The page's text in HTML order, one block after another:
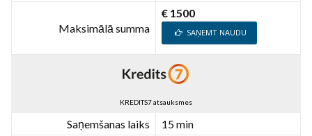
Maksimālā summa
€ 1500
SAŅEMT NAUDU
KREDITS7 atsauksmes
Saņemšanas laiks
15 min